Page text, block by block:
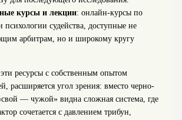
курсы и лекции: онлайн‑курсы по
судейства, доступные не
арбитрам, но и широкому кругу
ресурсы с собственным опытом
расширяется угол зрения: вместо черно-
— чужой» видна сложная система, где
сочетается с давлением трибун,